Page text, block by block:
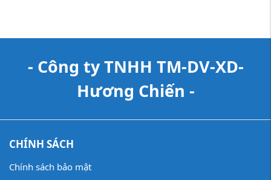
- Công ty TNHH TM-DV-XD-
Hương Chiến -
CHÍNH SÁCH
Chính sách bảo mật